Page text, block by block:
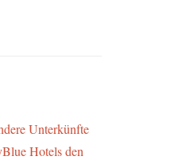
Unterkünfte
Hotels den